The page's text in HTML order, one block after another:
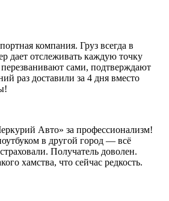
компания. Груз всегда в
дает отслеживать каждую точку
сами, подтверждают
раз доставили за 4 дня вместо
Авто» за профессионализм!
в другой город — всё
Получатель доволен.
хамства, что сейчас редкость.